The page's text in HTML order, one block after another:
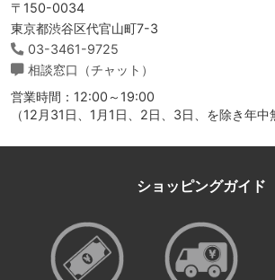
〒150-0034
東京都渋谷区代官山町7-3
03-3461-9725
相談窓口（チャット）
営業時間：12:00～19:00
（12月31日、1月1日、2日、3日、を除き年中
ショッピングガイド